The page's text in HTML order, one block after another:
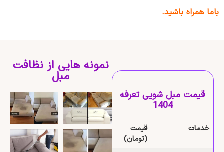
باما همراه باشید.
قیمت مبل شویی تعرفه
1404
خدمات
قیمت
(تومان)
نمونه هایی از نظافت
مبل